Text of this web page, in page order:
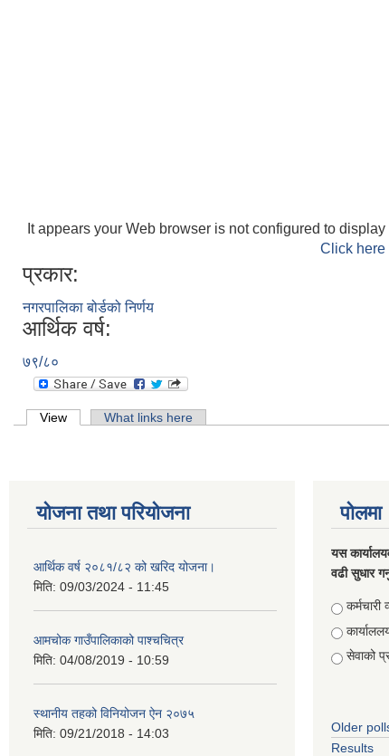
It appears your Web browser is not configured to
Click here
प्रकार:
नगरपालिका बोर्डको निर्णय
आर्थिक वर्ष:
७९/८०
Primary tabs
View (active tab)What links here
योजना तथा परियोजना
आर्थिक वर्ष २०८१/८२ को खरिद योजना।
मिति: 09/03/2024 - 11:45
आमचोक गाउँपालिकाको पाश्चचित्र
मिति: 04/08/2019 - 10:59
स्थानीय तहको विनियोजन ऐन २०७५
मिति: 09/21/2018 - 14:03
पोलमा
यस
वढी सुधार
Choices
कर्मचारी
सेवाको
Older
Results